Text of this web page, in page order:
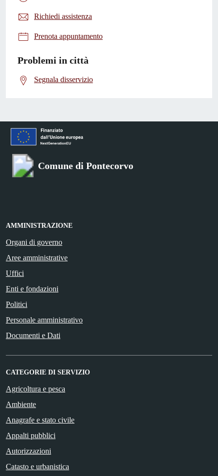
Richiedi assistenza
Prenota appuntamento
Problemi in città
Segnala disservizio
Comune di Pontecorvo
AMMINISTRAZIONE
Organi di governo
Aree amministrative
Uffici
Enti e fondazioni
Politici
Personale amministrativo
Documenti e Dati
CATEGORIE DI SERVIZIO
Agricoltura e pesca
Ambiente
Anagrafe e stato civile
Appalti pubblici
Autorizzazioni
Catasto e urbanistica